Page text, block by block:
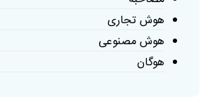
هوش تجاری
هوش مصنوعی
هوگان